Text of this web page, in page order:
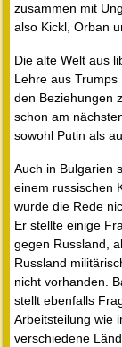
zusammen mit
also Kickl, Orban
Die alte Welt aus
Lehre aus Trumps
den Beziehungen
schon am
sowohl Putin als
Auch in Bulgarien
einem russischen
wurde die Rede
Er stellte einige
gegen Russland,
Russland
nicht vorhanden.
stellt ebenfalls
Arbeitsteilung wie
verschiedene